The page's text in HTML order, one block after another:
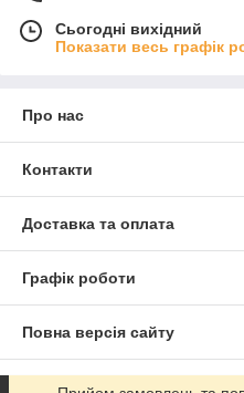
Сьогодні вихідний
Показати весь графік
Про нас
Контакти
Доставка та оплата
Графік роботи
Повна версія сайту
Сайт створено на